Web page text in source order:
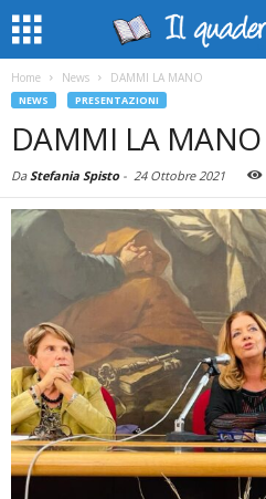
Home News DAMMI LA MANO
NEWS PRESENTAZIONI
DAMMI LA MANO
DaStefania Spisto- 24 Ottobre 2021